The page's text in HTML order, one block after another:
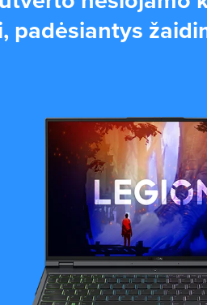
padėsiantys